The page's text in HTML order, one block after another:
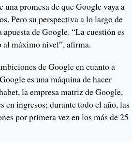
una promesa de que Google vaya a
Pero su perspectiva a lo largo de
de Google. “La cuestión es
al máximo nivel”, afirma.
de Google en cuanto a
es una máquina de hacer
la empresa matriz de Google,
en ingresos; durante todo el año, las
por primera vez en los más de 25